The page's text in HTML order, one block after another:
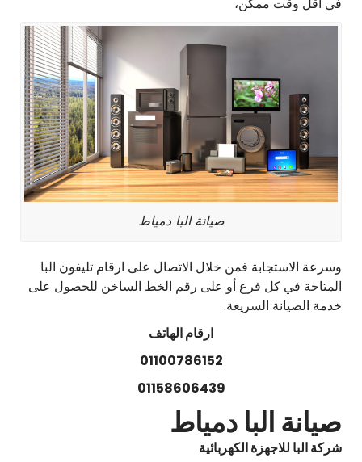
صيانة البا دمياط
وسرعة الاستجابة فمن خلال الاتصال على ارقام تليفون البا
المتاحة في كل فرع أو على رقم الخط الساخن للحصول على
خدمة الصيانة السريعة.
ارقام الهاتف
01100786152
01158606439
صيانة البا دمياط
شركة البا للاجهزة الكهربائية